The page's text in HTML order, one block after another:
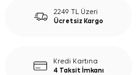
2249 TL Üzeri
Ücretsiz Kargo
Kredi Kartına
4 Taksit İmkanı